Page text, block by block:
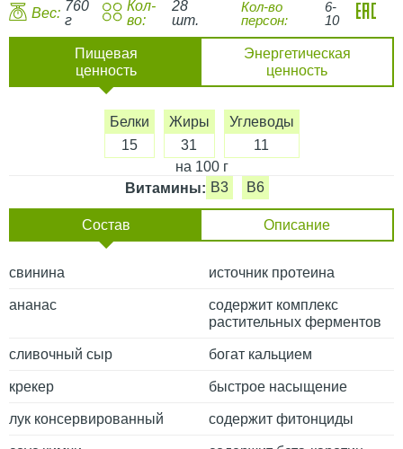
Вес: 760
г
Кол-
во:
28
шт.
Кол-во
персон:
6-
10
Пищевая
ценность
Энергетическая
ценность
Белки
15
Жиры
31
Углеводы
11
на 100 г
Витамины: B3 B6
Состав Описание
свинина источник протеина
ананас
содержит комплекс
растительных ферментов
сливочный сыр богат кальцием
крекер быстрое насыщение
лук консервированный содержит фитонциды